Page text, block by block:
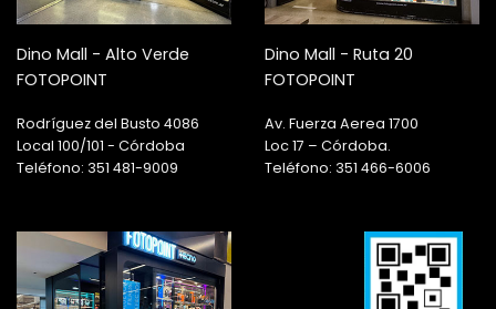
Dino Mall - Alto Verde
FOTOPOINT
Rodríguez del Busto 4086
Local 100/101 - Córdoba
Teléfono: 351 481-9009
Dino Mall - Ruta 20
FOTOPOINT
Av. Fuerza Aerea 1700
Loc 17 – Córdoba.
Teléfono: 351 466-6006